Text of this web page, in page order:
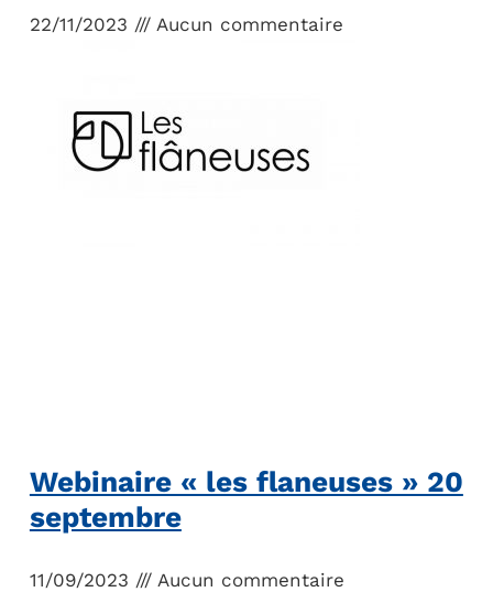
22/11/2023 Aucun commentaire
Webinaire « les flaneuses » 20
septembre
11/09/2023 Aucun commentaire